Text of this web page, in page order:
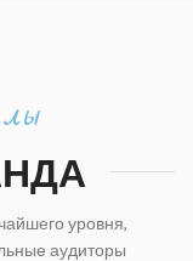
уровня,
аудиторы